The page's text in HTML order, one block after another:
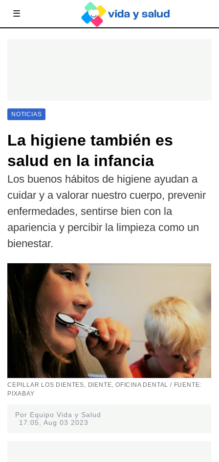
☰
NOTICIAS
La higiene también es
salud en la infancia
Los buenos hábitos de higiene ayudan a
cuidar y a valorar nuestro cuerpo, prevenir
enfermedades, sentirse bien con la
apariencia y percibir la limpieza como un
bienestar.
CEPILLAR LOS DIENTES, DIENTE, OFICINA DENTAL / FUENTE:
PIXABAY
Por Equipo Vida y Salud
17:05, Aug 03 2023